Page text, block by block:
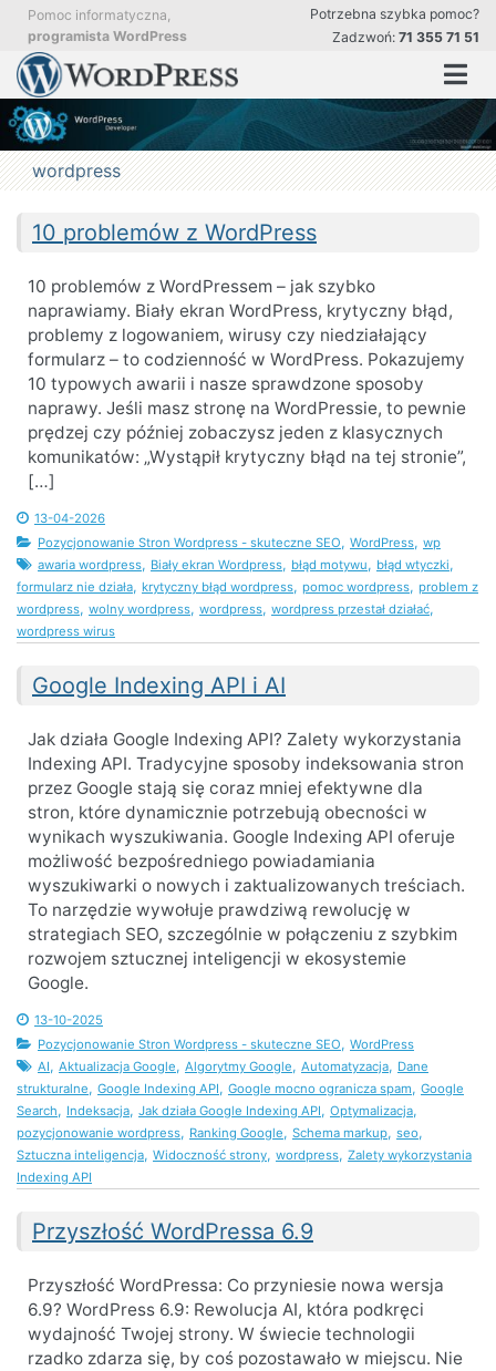
Przejdź
treści
Pomoc informatyczna,
programista WordPress
Potrzebna szybka pomoc?
Zadzwoń: 71 355 71 51
Pomoc
w
obsłudze
i
aktualizacji
strony
Aktualizacja
optymalizacja
Profesjonalna pomoc i stała obsługa stron WordPress
wordpress
10 problemów z WordPress
10 problemów z WordPressem – jak szybko
naprawiamy. Biały ekran WordPress, krytyczny błąd,
problemy z logowaniem, wirusy czy niedziałający
formularz – to codzienność w WordPress. Pokazujemy
10 typowych awarii i nasze sprawdzone sposoby
naprawy. Jeśli masz stronę na WordPressie, to pewnie
prędzej czy później zobaczysz jeden z klasycznych
komunikatów: „Wystąpił krytyczny błąd na tej stronie”,
[…]
13-04-2026
Pozycjonowanie Stron Wordpress - skuteczne SEO, WordPress, wp
awaria wordpress, Biały ekran Wordpress, błąd motywu, błąd wtyczki,
formularz nie działa, krytyczny błąd wordpress, pomoc wordpress, problem z
wordpress, wolny wordpress, wordpress, wordpress przestał działać,
wordpress wirus
Google Indexing API i AI
Jak działa Google Indexing API? Zalety wykorzystania
Indexing API. Tradycyjne sposoby indeksowania stron
przez Google stają się coraz mniej efektywne dla
stron, które dynamicznie potrzebują obecności w
wynikach wyszukiwania. Google Indexing API oferuje
możliwość bezpośredniego powiadamiania
wyszukiwarki o nowych i zaktualizowanych treściach.
To narzędzie wywołuje prawdziwą rewolucję w
strategiach SEO, szczególnie w połączeniu z szybkim
rozwojem sztucznej inteligencji w ekosystemie
Google.
13-10-2025
Pozycjonowanie Stron Wordpress - skuteczne SEO, WordPress
AI, Aktualizacja Google, Algorytmy Google, Automatyzacja, Dane
strukturalne, Google Indexing API, Google mocno ogranicza spam, Google
Search, Indeksacja, Jak działa Google Indexing API, Optymalizacja,
pozycjonowanie wordpress, Ranking Google, Schema markup, seo,
Sztuczna inteligencja, Widoczność strony, wordpress, Zalety wykorzystania
Indexing API
Przyszłość WordPressa 6.9
Przyszłość WordPressa: Co przyniesie nowa wersja
6.9? WordPress 6.9: Rewolucja AI, która podkręci
wydajność Twojej strony. W świecie technologii
rzadko zdarza się, by coś pozostawało w miejscu. Nie